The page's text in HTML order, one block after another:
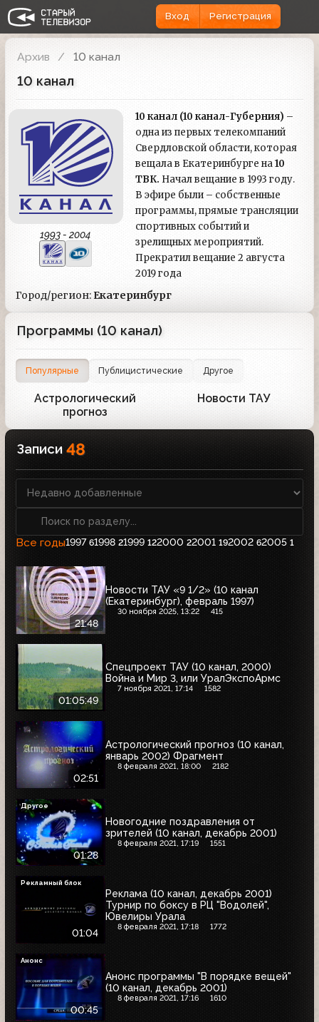
Вход Регистрация
Архив 10 канал
10 канал
1993 - 2004
10 канал (10 канал-Губерния) –
одна из первых телекомпаний
Свердловской области, которая
вещала в Екатеринбурге на10
ТВК. Начал вещание в 1993 году.
В эфире были – собственные
программы, прямые трансляции
спортивных событий и
зрелищных мероприятий.
Прекратил вещание 2 августа
2019 года
Город/регион:Екатеринбург
Программы (10 канал)
Популярные Публицистические Другое
Астрологический
прогноз
Новости ТАУ
Записи 48
Все годы1997 61998 21999 122000 22001 192002 62005 1
21:48
Новости ТАУ «9 1/2» (10 канал
(Екатеринбург), февраль 1997)
30 ноября 2025, 13:22 415
01:05:49
Спецпроект ТАУ (10 канал, 2000)
Война и Мир 3, или УралЭкспоАрмс
7 ноября 2021, 17:14 1582
02:51
Астрологический прогноз (10 канал,
январь 2002) Фрагмент
8 февраля 2021, 18:00 2182
01:28
Новогодние поздравления от
зрителей (10 канал, декабрь 2001)
8 февраля 2021, 17:19 1551
Другое
01:04
Реклама (10 канал, декабрь 2001)
Турнир по боксу в РЦ "Водолей",
Ювелиры Урала
8 февраля 2021, 17:18 1772
Рекламный блок
00:45
Анонс программы "В порядке вещей"
(10 канал, декабрь 2001)
8 февраля 2021, 17:16 1610
Анонс